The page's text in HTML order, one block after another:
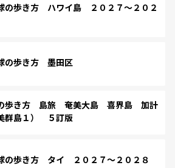
の歩き方 ハワイ島 ２０２７～２０２
の歩き方 墨田区
歩き方 島旅 奄美大島 喜界島 加計
群島１） ５訂版
の歩き方 タイ ２０２７～２０２８